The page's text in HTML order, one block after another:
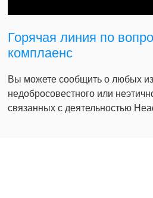
Горячая линия по
комплаенс
Вы можете сообщить о любых
недобросовестного или
связанных с деятельностью